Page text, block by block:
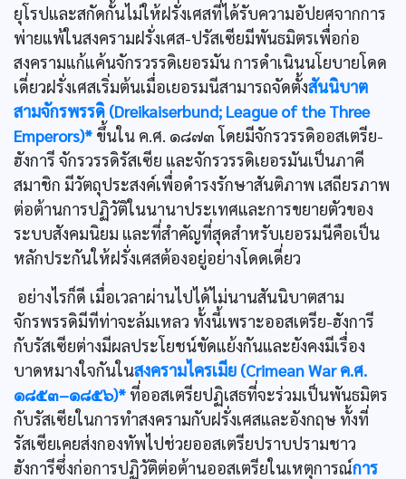
ยุโรปและสกัดกั้นไม่ให้ฝรั่งเศสที่ได้รับความอัปยศจากการ
พ่ายแพ้ในสงครามฝรั่งเศส-ปรัสเซียมีพันธมิตรเพื่อก่อ
สงครามแก้แค้นจักรวรรดิเยอรมัน การดำเนินนโยบายโดด
เดี่ยวฝรั่งเศสเริ่มต้นเมื่อเยอรมนีสามารถจัดตั้งสันนิบาต
สามจักรพรรดิ (Dreikaiserbund; League of the Three
Emperors)* ขึ้นใน ค.ศ. ๑๘๗๓ โดยมีจักรวรรดิออสเตรีย-
ฮังการี จักรวรรดิรัสเซีย และจักรวรรดิเยอรมันเป็นภาคี
สมาชิก มีวัตถุประสงค์เพื่อดำรงรักษาสันติภาพ เสถียรภาพ
ต่อต้านการปฏิวัติในนานาประเทศและการขยายตัวของ
ระบบสังคมนิยม และที่สำคัญที่สุดสำหรับเยอรมนีคือเป็น
หลักประกันให้ฝรั่งเศสต้องอยู่อย่างโดดเดี่ยว
อย่างไรก็ดี เมื่อเวลาผ่านไปได้ไม่นานสันนิบาตสาม
จักรพรรดิมีทีท่าจะล้มเหลว ทั้งนี้เพราะออสเตรีย-ฮังการี
กับรัสเซียต่างมีผลประโยชน์ขัดแย้งกันและยังคงมีเรื่อง
บาดหมางใจกันในสงครามไครเมีย (Crimean War ค.ศ.
๑๘๕๓–๑๘๕๖)* ที่ออสเตรียปฏิเสธที่จะร่วมเป็นพันธมิตร
กับรัสเซียในการทำสงครามกับฝรั่งเศสและอังกฤษ ทั้งที่
รัสเซียเคยส่งกองทัพไปช่วยออสเตรียปราบปรามชาว
ฮังการีซึ่งก่อการปฏิวัติต่อต้านออสเตรียในเหตุการณ์การ